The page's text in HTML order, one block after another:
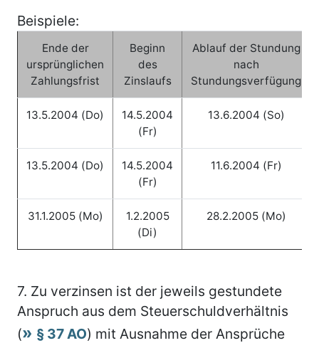
Beispiele:
Ende der
ursprünglichen
Zahlungsfrist
Beginn
des
Zinslaufs
Ablauf der Stundung
nach
Stundungsverfügung
13.5.2004 (Do)
14.5.2004
(Fr)
13.6.2004 (So)
13.5.2004 (Do)
14.5.2004
(Fr)
11.6.2004 (Fr)
31.1.2005 (Mo)
1.2.2005
(Di)
28.2.2005 (Mo)
7. Zu verzinsen ist der jeweils gestundete
Anspruch aus dem Steuerschuldverhältnis
(
§ 37 AO) mit Ausnahme der Ansprüche